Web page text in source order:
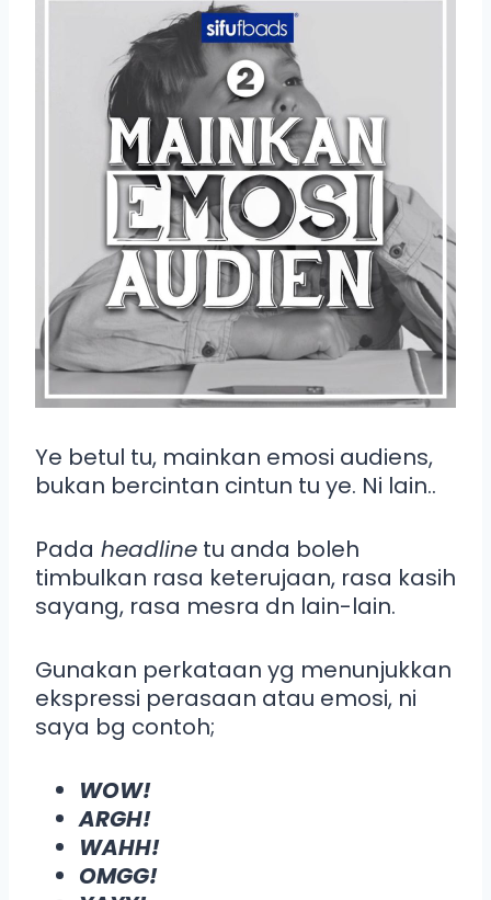
Ye betul tu, mainkan emosi audiens,
bukan bercintan cintun tu ye. Ni lain..
Pada headline tu anda boleh
timbulkan rasa keterujaan, rasa kasih
sayang, rasa mesra dn lain-lain.
Gunakan perkataan yg menunjukkan
ekspressi perasaan atau emosi, ni
saya bg contoh;
WOW!
ARGH!
WAHH!
OMGG!